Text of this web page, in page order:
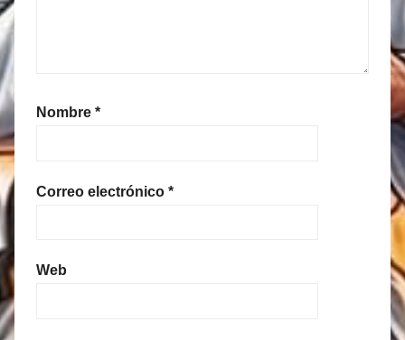
Nombre *
Correo electrónico *
Web